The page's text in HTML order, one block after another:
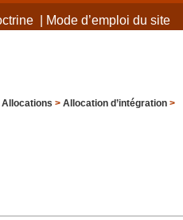
| Mode d’emploi du site
Allocations > Allocation d’intégration>